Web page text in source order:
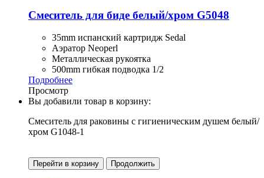
Смеситель для биде белый/хром G5048
35mm испанский картридж Sedal
Аэратор Neoperl
Металлическая рукоятка
500mm гибкая подводка 1/2
Подробнее
Просмотр
Вы добавили товар в корзину:
Смеситель для раковины с гигиеническим душем белый/
хром G1048-1
Перейти в корзину Продолжить